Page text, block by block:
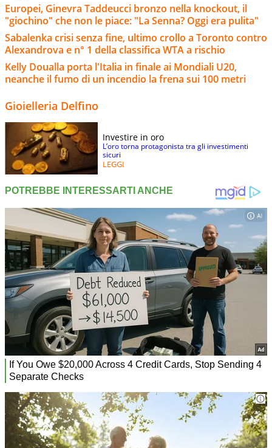
Europei, Ginevra Taddeucci bronzo nella knockout, il
"giochino" che non le piace: "La Senna? Oggi era pulita"
Sabalenka crisi senza fine, ultimo crollo a Toronto contro
Alexandrova e n° 1 della classifica WTA a rischio
Kelly Doualla porta l'Italia in finale ai Mondiali U20,
neanche il fumo di un incendio la frena sui 100 metri
Gioielleria Delfino
Investire in oro
L’oro torna protagonista tra gli investimenti
sicuri
LEGGI